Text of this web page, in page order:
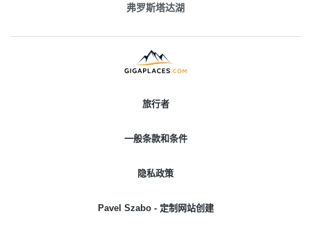
弗罗斯塔达湖
旅行者
一般条款和条件
隐私政策
Pavel Szabo - 定制网站创建